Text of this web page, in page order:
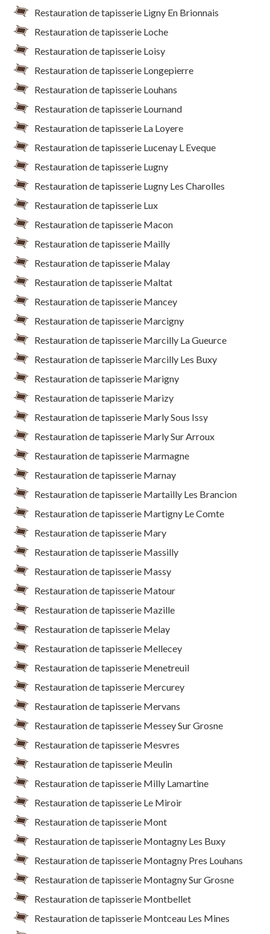
Restauration de tapisserie Ligny En Brionnais
Restauration de tapisserie Loche
Restauration de tapisserie Loisy
Restauration de tapisserie Longepierre
Restauration de tapisserie Louhans
Restauration de tapisserie Lournand
Restauration de tapisserie La Loyere
Restauration de tapisserie Lucenay L Eveque
Restauration de tapisserie Lugny
Restauration de tapisserie Lugny Les Charolles
Restauration de tapisserie Lux
Restauration de tapisserie Macon
Restauration de tapisserie Mailly
Restauration de tapisserie Malay
Restauration de tapisserie Maltat
Restauration de tapisserie Mancey
Restauration de tapisserie Marcigny
Restauration de tapisserie Marcilly La Gueurce
Restauration de tapisserie Marcilly Les Buxy
Restauration de tapisserie Marigny
Restauration de tapisserie Marizy
Restauration de tapisserie Marly Sous Issy
Restauration de tapisserie Marly Sur Arroux
Restauration de tapisserie Marmagne
Restauration de tapisserie Marnay
Restauration de tapisserie Martailly Les Brancion
Restauration de tapisserie Martigny Le Comte
Restauration de tapisserie Mary
Restauration de tapisserie Massilly
Restauration de tapisserie Massy
Restauration de tapisserie Matour
Restauration de tapisserie Mazille
Restauration de tapisserie Melay
Restauration de tapisserie Mellecey
Restauration de tapisserie Menetreuil
Restauration de tapisserie Mercurey
Restauration de tapisserie Mervans
Restauration de tapisserie Messey Sur Grosne
Restauration de tapisserie Mesvres
Restauration de tapisserie Meulin
Restauration de tapisserie Milly Lamartine
Restauration de tapisserie Le Miroir
Restauration de tapisserie Mont
Restauration de tapisserie Montagny Les Buxy
Restauration de tapisserie Montagny Pres Louhans
Restauration de tapisserie Montagny Sur Grosne
Restauration de tapisserie Montbellet
Restauration de tapisserie Montceau Les Mines